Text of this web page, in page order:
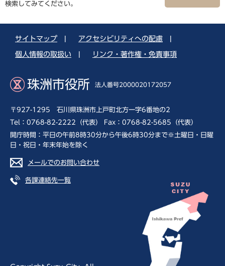
検索してみてください。
サイトマップ アクセシビリティへの配慮
個人情報の取扱い リンク・著作権・免責事項
珠洲市役所 法人番号2000020172057
〒927-1295 石川県珠洲市上戸町北方一字6番地の2
Tel：0768-82-2222（代表） Fax：0768-82-5685（代表）
開庁時間：平日の午前8時30分から午後6時30分まで※土曜日・日曜
日・祝日・年末年始を除く
メールでのお問い合わせ
各課連絡先一覧